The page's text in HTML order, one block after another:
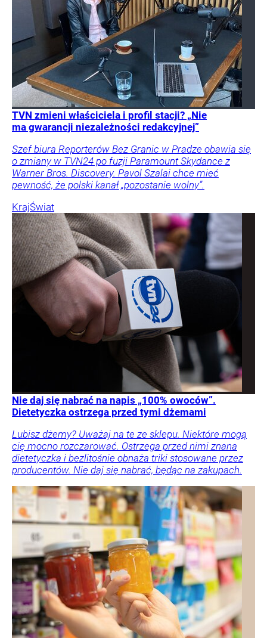
TVN zmieni właściciela i profil stacji? „Nie
ma gwarancji niezależności redakcyjnej”
Szef biura Reporterów Bez Granic w Pradze obawia się
o zmiany w TVN24 po fuzji Paramount Skydance z
Warner Bros. Discovery. Pavol Szalai chce mieć
pewność, że polski kanał „pozostanie wolny”.
KrajŚwiat
Nie daj się nabrać na napis „100% owoców”.
Dietetyczka ostrzega przed tymi dżemami
Lubisz dżemy? Uważaj na te ze sklepu. Niektóre mogą
cię mocno rozczarować. Ostrzega przed nimi znana
dietetyczka i bezlitośnie obnaża triki stosowane przez
producentów. Nie daj się nabrać, będąc na zakupach.